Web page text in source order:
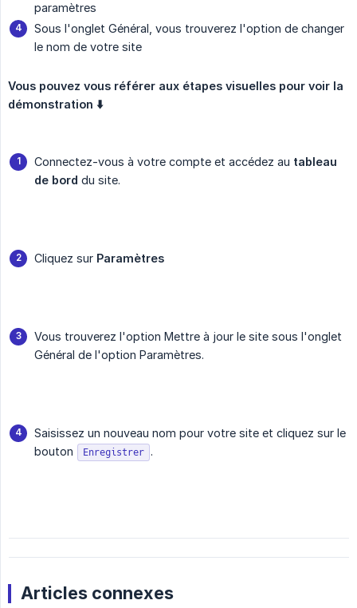
paramètres
Sous l'onglet Général, vous trouverez l'option de changer
le nom de votre site
Vous pouvez vous référer aux étapes visuelles pour voir la
démonstration ⬇️
Connectez-vous à votre compte et accédez au tableau
de bord du site.
Cliquez sur Paramètres
Vous trouverez l'option Mettre à jour le site sous l'onglet
Général de l'option Paramètres.
Saisissez un nouveau nom pour votre site et cliquez sur le
bouton
Enregistrer .
Articles connexes